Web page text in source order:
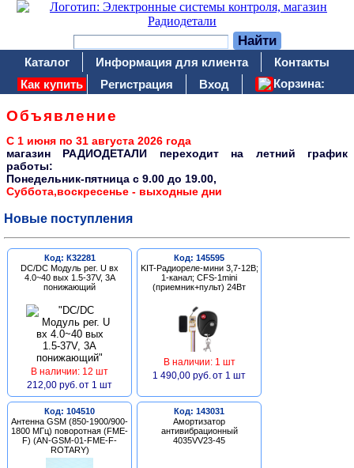
Каталог Информация для клиента
Контакты
Как купить
Регистрация Вход Корзина:
Объявление
С 1 июня по 31 августа 2026 года
магазин РАДИОДЕТАЛИ переходит на летний график
работы:
Понедельник-пятница c 9.00 до 19.00,
Суббота,воскресенье - выходные дни
Новые поступления
Код: К32281
DC/DC Модуль рег. U вх
4.0~40 вых 1.5-37V, 3A
понижающий
В наличии: 12 шт
212,00 руб. от 1 шт
Код: 145595
KIT-Радиореле-мини 3,7-12В;
1-канал; CFS-1mini
(приемник+пульт) 24Вт
В наличии: 1 шт
1 490,00 руб. от 1 шт
Код: 104510
Антенна GSM (850-1900/900-
1800 МГц) поворотная (FME-
F) (AN-GSM-01-FME-F-
ROTARY)
Код: 143031
Амортизатор
антивибрационный
4035VV23-45